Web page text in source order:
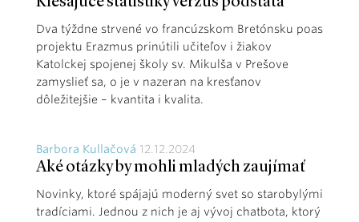
Dva týždne strvené vo francúzskom Bretónsku poas
projektu Erazmus prinútili učiteľov i žiakov
Katolckej spojenej školy sv. Mikulša v Prešove
zamyslieť sa, o je v nazeran na kresťanov
dôležitejšie – kvantita i kvalita.
Barbora Kullačová 12.12.2024
Aké otázky by mohli mladých zaujímať
Novinky, ktoré spájajú moderný svet so starobylými
tradíciami. Jednou z nich je aj vývoj chatbota, ktorý